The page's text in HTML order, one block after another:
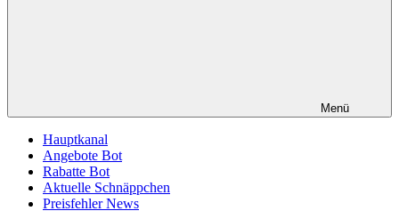
Menü
Hauptkanal
Angebote Bot
Rabatte Bot
Aktuelle Schnäppchen
Preisfehler News